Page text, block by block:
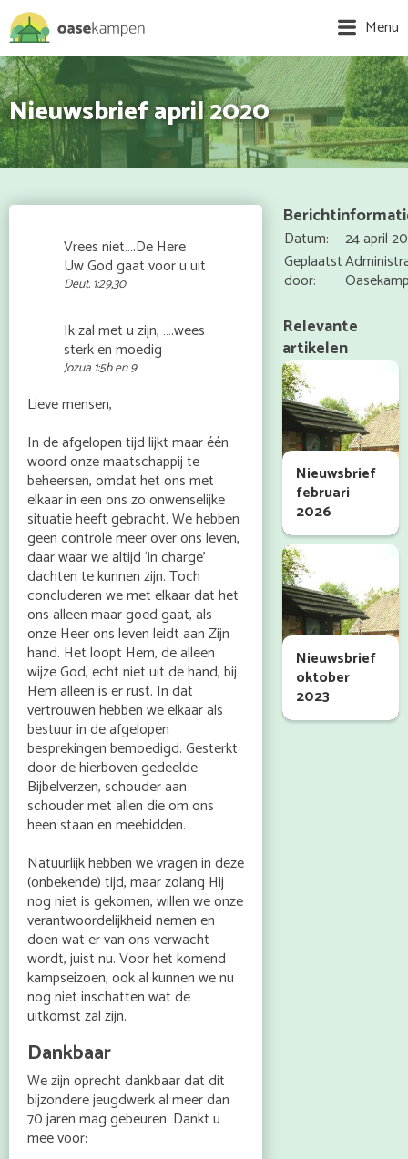
Menu
Nieuwsbrief april 2020
Vrees niet….De Here
Uw God gaat voor u uit
Deut. 1:29,30
Ik zal met u zijn, ….wees
sterk en moedig
Jozua 1:5b en 9
Lieve mensen,
In de afgelopen tijd lijkt maar één
woord onze maatschappij te
beheersen, omdat het ons met
elkaar in een ons zo onwenselijke
situatie heeft gebracht. We hebben
geen controle meer over ons leven,
daar waar we altijd ‘in charge’
dachten te kunnen zijn. Toch
concluderen we met elkaar dat het
ons alleen maar goed gaat, als
onze Heer ons leven leidt aan Zijn
hand. Het loopt Hem, de alleen
wijze God, echt niet uit de hand, bij
Hem alleen is er rust. In dat
vertrouwen hebben we elkaar als
bestuur in de afgelopen
besprekingen bemoedigd. Gesterkt
door de hierboven gedeelde
Bijbelverzen, schouder aan
schouder met allen die om ons
heen staan en meebidden.
Natuurlijk hebben we vragen in deze
(onbekende) tijd, maar zolang Hij
nog niet is gekomen, willen we onze
verantwoordelijkheid nemen en
doen wat er van ons verwacht
wordt, juist nu. Voor het komend
kampseizoen, ook al kunnen we nu
nog niet inschatten wat de
uitkomst zal zijn.
Dankbaar
We zijn oprecht dankbaar dat dit
bijzondere jeugdwerk al meer dan
70 jaren mag gebeuren. Dankt u
mee voor:
Datum:
24 april
Geplaatst
door:
Relevante
artikelen
Nieuwsbrief
februari
2026
Nieuwsbrief
oktober
2023